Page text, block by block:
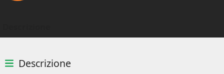
Descrizione